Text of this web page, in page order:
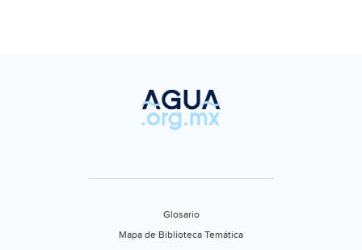
Glosario
Mapa de Biblioteca Temática